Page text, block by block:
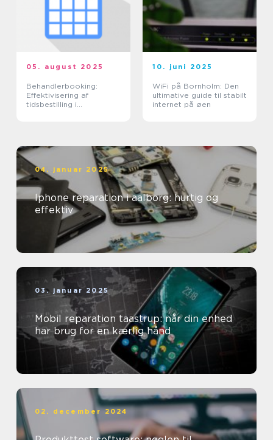
05. august 2025
Behandlerbooking:
Effektivisering af
tidsbestilling i
10. juni 2025
WiFi på Bornholm: Den
ultimative guide til stabilt
internet på øen
04. januar 2025
Iphone reparation i aalborg: hurtig og
effektiv
03. januar 2025
Mobil reparation taastrup: når din enhed
har brug for en kærlig hånd
02. december 2024